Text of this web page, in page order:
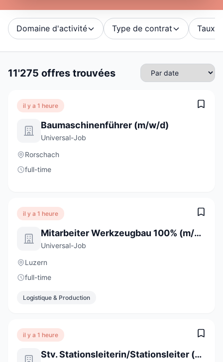
Domaine d'activité Type de contrat Taux
11'275 offres trouvées
il y a 1 heure
Baumaschinenführer (m/w/d)
Universal-Job
Rorschach
full-time
il y a 1 heure
Mitarbeiter Werkzeugbau 100% (m/w/d)
Universal-Job
Luzern
full-time
Logistique & Production
il y a 1 heure
Stv. Stationsleiterin/Stationsleiter (a) 80-100%